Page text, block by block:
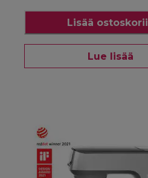
Lisää
Lue lisää